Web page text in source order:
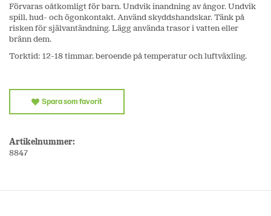
Förvaras oåtkomligt för barn. Undvik inandning av ångor. Undvik
spill, hud- och ögonkontakt. Använd skyddshandskar. Tänk på
risken för självantändning. Lägg använda trasor i vatten eller
bränn dem.
Torktid: 12-18 timmar, beroende på temperatur och luftväxling.
Spara som favorit
Artikelnummer:
8847